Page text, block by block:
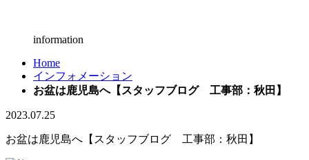
information
Home
インフォメーション
お盆は鹿児島へ【スタッフブログ 工事部：秋田】
2023.07.25
お盆は鹿児島へ【スタッフブログ 工事部：秋田】